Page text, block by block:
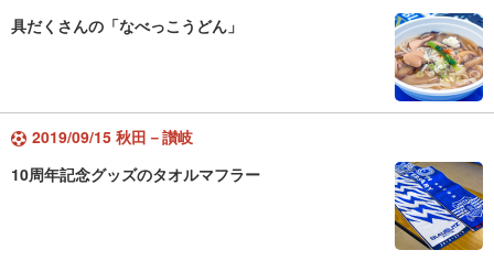
具だくさんの「なべっこうどん」
2019/09/15 秋田－讃岐
10周年記念グッズのタオルマフラー